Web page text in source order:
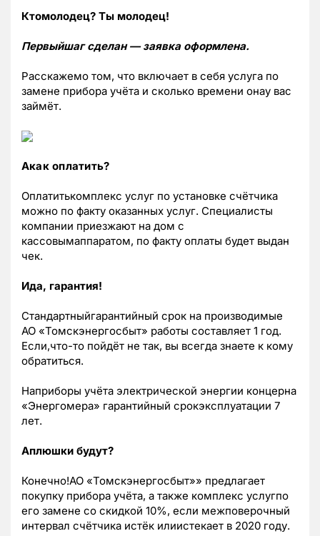
Ктомолодец? Ты молодец!
Первыйшаг сделан — заявка оформлена.
Расскажемо том, что включает в себя услуга по
замене прибора учёта и сколько времени онау вас
займёт.
Акак оплатить?
Оплатитькомплекс услуг по установке счётчика
можно по факту оказанных услуг. Специалисты
компании приезжают на дом с
кассовымаппаратом, по факту оплаты будет выдан
чек.
Ида, гарантия!
Стандартныйгарантийный срок на производимые
АО «Томскэнергосбыт» работы составляет 1 год.
Если,что-то пойдёт не так, вы всегда знаете к кому
обратиться.
Наприборы учёта электрической энергии концерна
«Энергомера» гарантийный срокэксплуатации 7
лет.
Аплюшки будут?
Конечно!АО «Томскэнергосбыт»» предлагает
покупку прибора учёта, а также комплекс услугпо
его замене со скидкой 10%, если межповерочный
интервал счётчика истёк илиистекает в 2020 году.